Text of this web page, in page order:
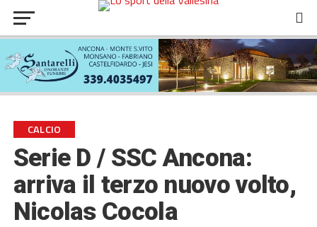
CALCIO
Serie D / SSC Ancona:
arriva il terzo nuovo volto,
Nicolas Cocola